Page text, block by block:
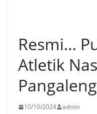
Resmi…
Atletik
10/10/2024 admin